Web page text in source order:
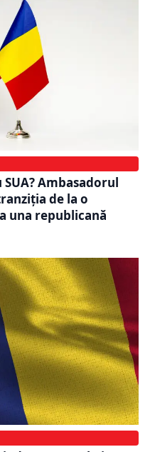
Ambasadorul
de la o
una republicană